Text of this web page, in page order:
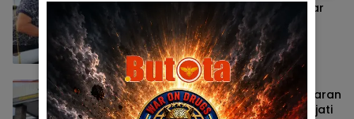
Gorontalo Latih Warga Binaan Belajar
Pertanian Modern
Berita 8 Agustus 2026
Perkara Korupsi KONI Gorontalo, Miliaran
Pokir Aleg Provinsi Patut Diperiksa Kejati